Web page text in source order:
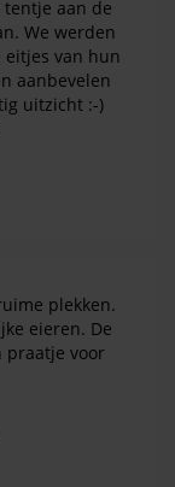
aan de
We werden
van hun
aanbevelen
uitzicht :-)
plekken.
eieren. De
praatje voor